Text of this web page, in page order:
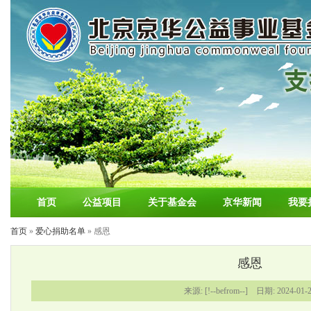
首页 公益项目 关于基金会 京华新闻 我要
首页 » 爱心捐助名单 » 感恩
感恩
来源: [!--befrom--] 日期: 2024-01-